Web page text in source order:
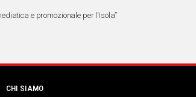
e promozionale per l'Isola”
CHI SIAMO